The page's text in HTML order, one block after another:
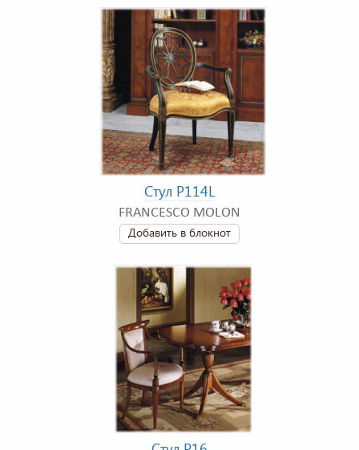
Стул P114L
FRANCESCO MOLON
Добавить в блокнот